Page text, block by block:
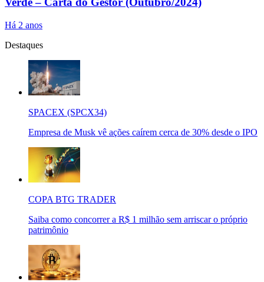
Há 2 anos
Destaques
SPACEX (SPCX34)
Empresa de Musk vê ações caírem cerca de 30% desde o IPO
COPA BTG TRADER
Saiba como concorrer a R$ 1 milhão sem arriscar o próprio
patrimônio